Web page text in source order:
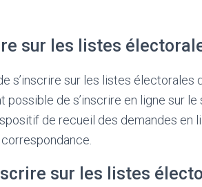
sur les listes
s’inscrire sur les listes électorales
possible de s’inscrire en ligne sur
de recueil des demandes
sur les listes